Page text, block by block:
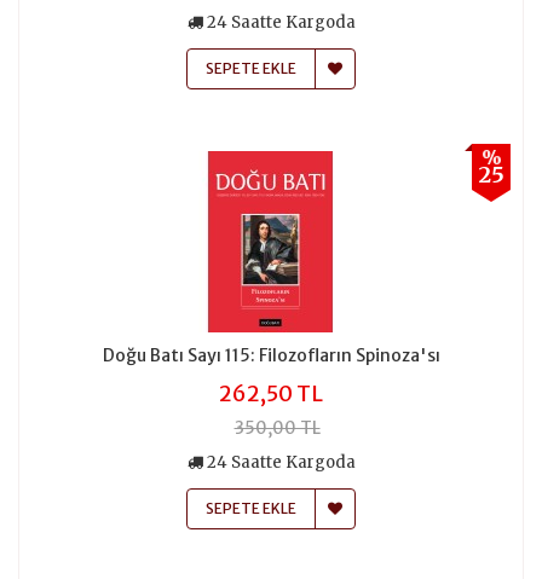
24 Saatte Kargoda
SEPETE EKLE
%
25
Doğu Batı Sayı 115: Filozofların Spinoza'sı
262,50 TL
350,00 TL
24 Saatte Kargoda
SEPETE EKLE